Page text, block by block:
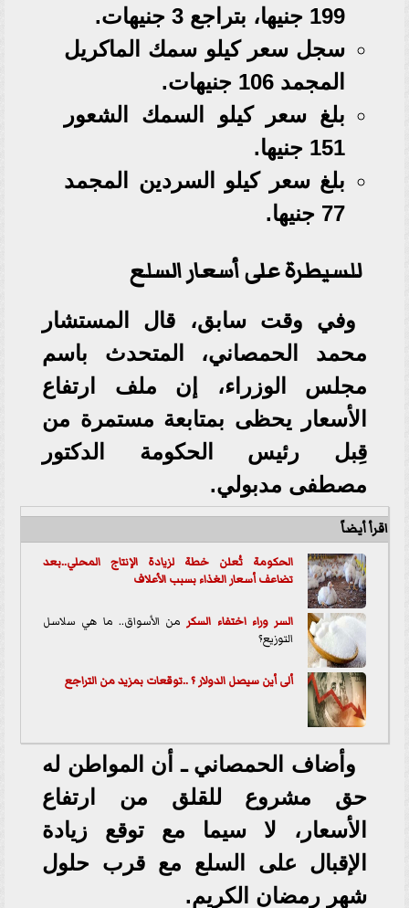
199 جنيها، بتراجع 3 جنيهات.
سجل سعر كيلو سمك الماكريل
المجمد 106 جنيهات.
بلغ سعر كيلو السمك الشعور
151 جنيها.
بلغ سعر كيلو السردين المجمد
77 جنيها.
للسيطرة على أسعار السلع
وفي وقت سابق، قال المستشار
محمد الحمصاني، المتحدث باسم
مجلس الوزراء، إن ملف ارتفاع
الأسعار يحظى بمتابعة مستمرة من
قِبل رئيس الحكومة الدكتور
مصطفى مدبولي.
اقرأ أيضاً
الحكومة تُعلن خطة لزيادة الإنتاج المحلي..بعد
تضاعف أسعار الغذاء بسبب الأعلاف
السر وراء اختفاء السكرمن الأسواق.. ما هي سلاسل
التوزيع؟
ألى أين سيصل الدولار ؟ ..توقعات بمزيد من التراجع
وأضاف الحمصاني ـ أن المواطن له
حق مشروع للقلق من ارتفاع
الأسعار، لا سيما مع توقع زيادة
الإقبال على السلع مع قرب حلول
شهر رمضان الكريم.